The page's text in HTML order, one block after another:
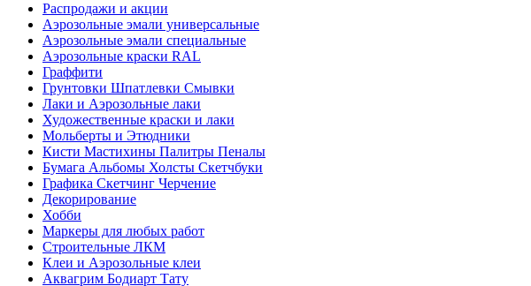
Распродажи и акции
Аэрозольные эмали универсальные
Аэрозольные эмали специальные
Аэрозольные краски RAL
Граффити
Грунтовки Шпатлевки Смывки
Лаки и Аэрозольные лаки
Художественные краски и лаки
Мольберты и Этюдники
Кисти Мастихины Палитры Пеналы
Бумага Альбомы Холсты Скетчбуки
Графика Скетчинг Черчение
Декорирование
Хобби
Маркеры для любых работ
Строительные ЛКМ
Клеи и Аэрозольные клеи
Аквагрим Бодиарт Тату